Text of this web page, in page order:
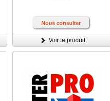
Nous consulter
Voir le produit